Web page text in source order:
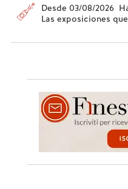
Desde 03/08/2026
Las exposiciones